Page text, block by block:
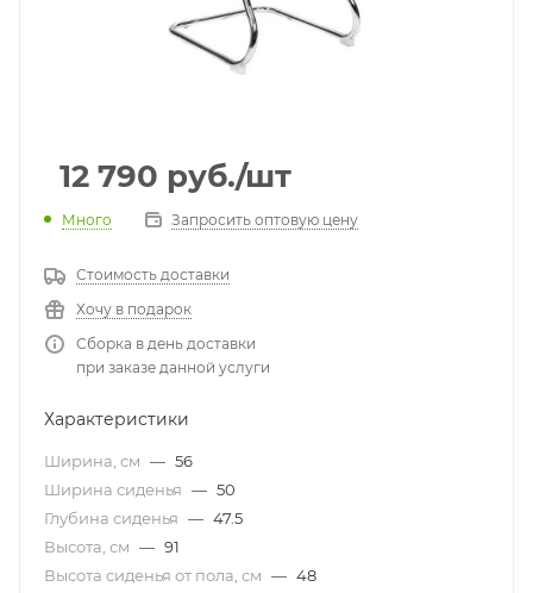
12 790 руб./шт
Много Запросить оптовую цену
Стоимость доставки
Хочу в подарок
Сборка в день доставки
при заказе данной услуги
Характеристики
Ширина, см — 56
Ширина сиденья — 50
Глубина сиденья — 47.5
Высота, см — 91
Высота сиденья от пола, см — 48